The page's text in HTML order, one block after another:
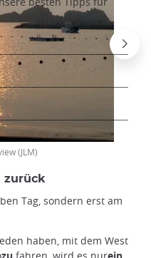
(JLM)
zurück
Tag, sondern erst am
haben, mit dem West